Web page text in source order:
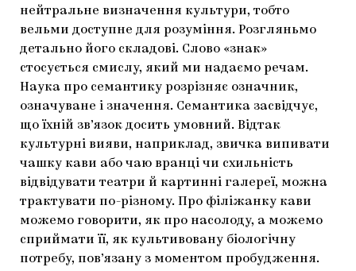
нейтральне визначення культури, тобто
вельми доступне для розуміння. Розгляньмо
детально його складові. Слово «знак»
стосується смислу, який ми надаємо речам.
Наука про семантику розрізняє означник,
означуване і значення. Семантика засвідчує,
що їхній зв’язок досить умовний. Відтак
культурні вияви, наприклад, звичка випивати
чашку кави або чаю вранці чи схильність
відвідувати театри й картинні галереї, можна
трактувати по-різному. Про філіжанку кави
можемо говорити, як про насолоду, а можемо
сприймати її, як культивовану біологічну
потребу, пов’язану з моментом пробудження.